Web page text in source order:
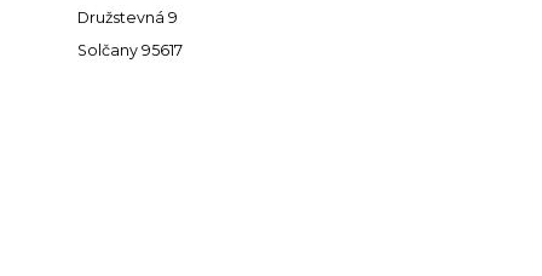
Družstevná 9
Solčany 95617